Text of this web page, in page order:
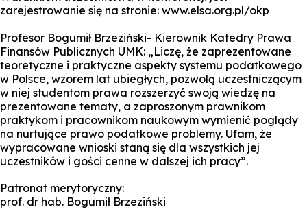
zarejestrowanie się na stronie: www.elsa.org.pl/okp
Profesor Bogumił Brzeziński- Kierownik Katedry Prawa
Finansów Publicznych UMK: „Liczę, że zaprezentowane
teoretyczne i praktyczne aspekty systemu podatkowego
w Polsce, wzorem lat ubiegłych, pozwolą uczestniczącym
w niej studentom prawa rozszerzyć swoją wiedzę na
prezentowane tematy, a zaproszonym prawnikom
praktykom i pracownikom naukowym wymienić poglądy
na nurtujące prawo podatkowe problemy. Ufam, że
wypracowane wnioski staną się dla wszystkich jej
uczestników i gości cenne w dalszej ich pracy”.
Patronat merytoryczny:
prof. dr hab. Bogumił Brzeziński